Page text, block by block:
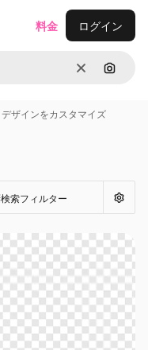
消去 画像で
料金 ログイン
デザインをカスタマイズ
検索フィルター